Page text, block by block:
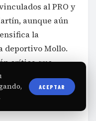
al PRO y
aunque aún
la
deportivo Mollo.
crítica que
“polvorín”, reflejo
de acuerdos
ACEPTAR